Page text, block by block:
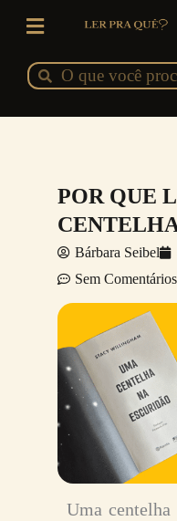
conteúdo
Pesquisar
Pesquisar
POR QUE
Bárbara Seibel
Sem Comentários
Uma